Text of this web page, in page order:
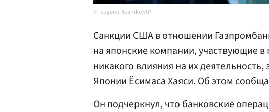
Eugene Hoshiko/AP
Санкции США в отношении
на японские компании, участвующие в
никакого влияния на их
Японии Ёсимаса Хаяси. Об этом
Он подчеркнул, что банковские